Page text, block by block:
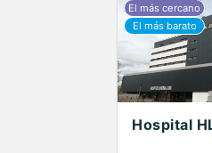
Hospital